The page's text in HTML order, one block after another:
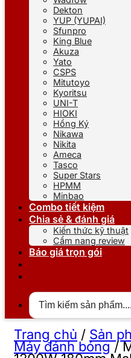
Dekton
YUP (YUPAI)
Sfunpro
King Blue
Akuza
Yato
CSPS
Mitutoyo
Kyoritsu
UNI-T
HIOKI
Hồng Ký
Nikawa
Nikita
Ameca
Tasco
Super Stars
HPMM
Minbao
Combo tiết kiệm
Chia sẻ & đánh giá
Kiến thức kỹ thuật
Cẩm nang review
Báo giá trọn gói
Trang chủ / Sản
Máy đánh bóng/